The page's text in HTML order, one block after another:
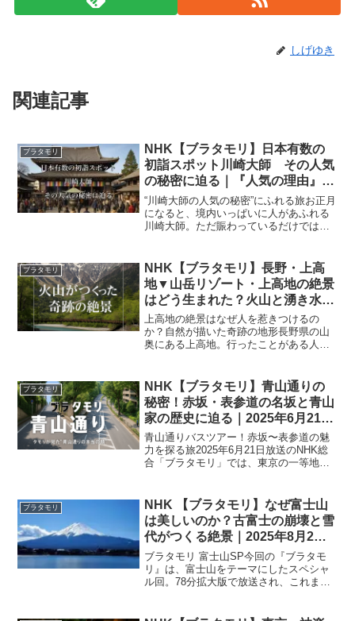
しげゆき
関連記事
ブラタモリ
NHK【ブラタモリ】日本有数の
初詣スポット川崎大師 その人気
の秘密に迫る｜『人気の理由』
『光るご本尊』『参道Uターン』
『将軍家参拝』徹底ガイド｜
2025年12月13日★
“川崎大師の人気の秘密”にふれる旅お正月
になると、境内いっぱいに人があふれる
川崎大師。ただ賑わっているだけではな
長い歴史や地域の暮らし、伝承までが複
雑に重なっています。...
ブラタモリ
NHK【ブラタモリ】長野・上高
地▼山岳リゾート・上高地の絶景
はどう生まれた？火山と湧き水が
描く奇跡の盆地｜2025年10月4日
上高地の絶景はなぜ人を惹きつけるの
か？自然が描いた奇跡の地形長野県の山
奥にある上高地。行ったことがある人な
いませんか？あんなに険しい北アルプス
の真ん中に、なぜあれほど平...
ブラタモリ
NHK【ブラタモリ】青山通りの
秘密！赤坂・表参道の名坂と青山
家の歴史に迫る｜2025年6月21日
放送
青山通りバスツアー！赤坂〜表参道の魅
力を探る旅2025年6月21日放送のNHK総
合「ブラタモリ」では、東京の一等地と
バスで巡る特別な旅が紹介されました。
タモリさんと佐...
ブラタモリ
NHK 【ブラタモリ】なぜ富士山
は美しいのか？古富士の崩壊と雪
代がつくる絶景｜2025年8月2日
放送
ブラタモリ 富士山SP今回の『ブラタモ
リ』は、富士山をテーマにしたスペシャ
ル回。78分拡大版で放送され、これまで6